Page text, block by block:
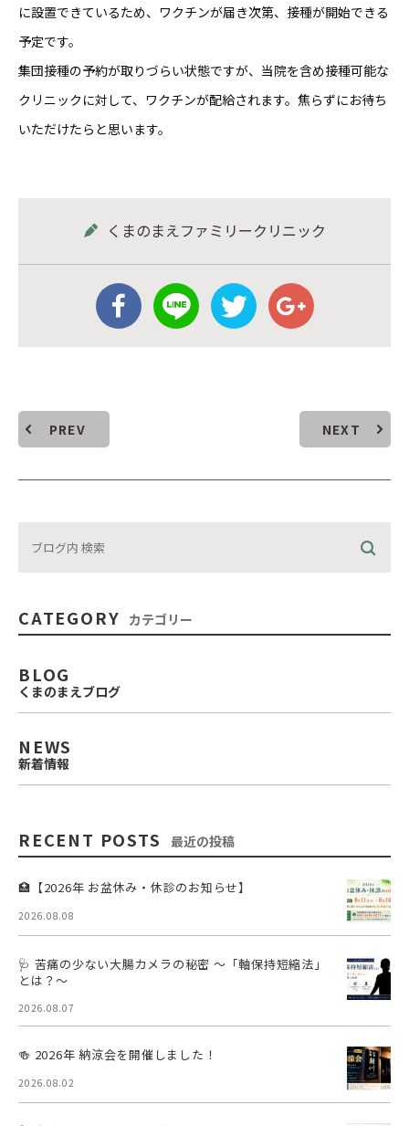
に設置できているため、ワクチンが届き次第、接種が開始できる
予定です。
集団接種の予約が取りづらい状態ですが、当院を含め接種可能な
クリニックに対して、ワクチンが配給されます。焦らずにお待ち
いただけたらと思います。
くまのまえファミリークリニック
PREV NEXT
CATEGORY カテゴリー
BLOG
くまのまえブログ
NEWS
新着情報
RECENT POSTS 最近の投稿
🏥【2026年 お盆休み・休診のお知らせ】
2026.08.08
🩺 苦痛の少ない大腸カメラの秘密 ～「軸保持短縮法」
とは？～
2026.08.07
🍻 2026年 納涼会を開催しました！
2026.08.02